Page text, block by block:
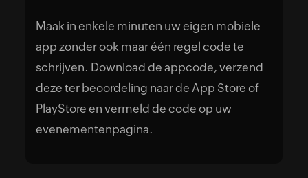
Maak in enkele minuten uw eigen mobiele
app zonder ook maar één regel code te
schrijven. Download de appcode, verzend
deze ter beoordeling naar de App Store of
PlayStore en vermeld de code op uw
evenementenpagina.